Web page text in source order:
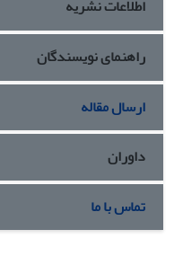
برای بهبود عملیات تجاری
اطلاعات نشریه
راهنمای نویسندگان
ارسال مقاله
داوران
تماس با ما